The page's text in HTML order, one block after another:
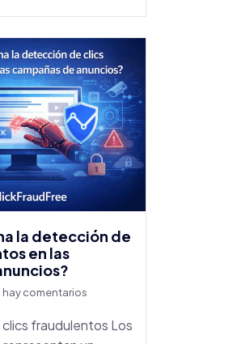
la detección de
en las
hay comentarios
fraudulentos Los